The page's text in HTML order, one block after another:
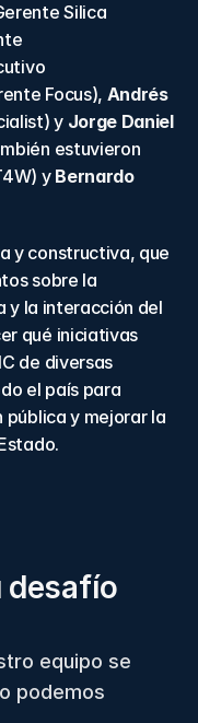
Silica
Focus), Andrés
y Jorge Daniel
estuvieron
y Bernardo
y constructiva, que
sobre la
y la interacción del
qué iniciativas
de diversas
el país para
pública y mejorar la
desafío
equipo se
podemos